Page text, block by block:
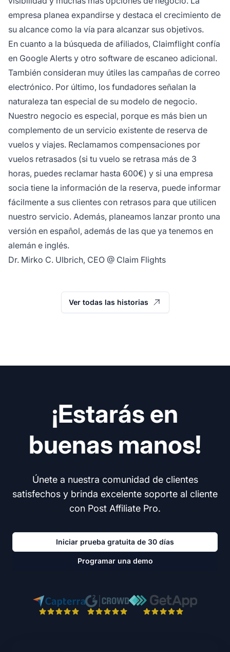
empresa planea expandirse y destaca el crecimiento de
su alcance como la vía para alcanzar sus objetivos.
En cuanto a la búsqueda de afiliados, Claimflight confía
en Google Alerts y otro software de escaneo adicional.
También consideran muy útiles las campañas de correo
electrónico. Por último, los fundadores señalan la
naturaleza tan especial de su modelo de negocio.
Nuestro negocio es especial, porque es más bien un
complemento de un servicio existente de reserva de
vuelos y viajes. Reclamamos compensaciones por
vuelos retrasados (si tu vuelo se retrasa más de 3
horas, puedes reclamar hasta 600€) y si una empresa
socia tiene la información de la reserva, puede informar
fácilmente a sus clientes con retrasos para que utilicen
nuestro servicio. Además, planeamos lanzar pronto una
versión en español, además de las que ya tenemos en
alemán e inglés.
Dr. Mirko C. Ulbrich, CEO @ Claim Flights
Ver todas las historias
¡Estarás en
buenas manos!
Únete a nuestra comunidad de clientes
satisfechos y brinda excelente soporte al cliente
con Post Affiliate Pro.
Iniciar prueba gratuita de 30 días
Programar una demo